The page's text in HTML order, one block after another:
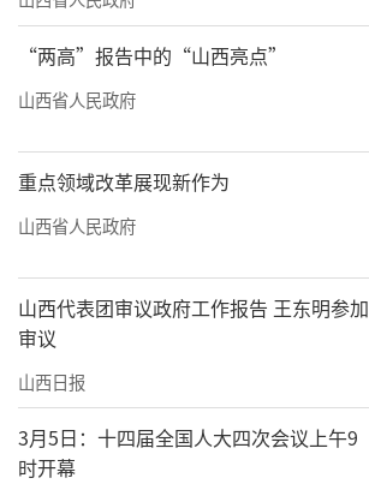
“两高”报告中的“山西亮点”
山西省人民政府
重点领域改革展现新作为
山西省人民政府
山西代表团审议政府工作报告 王东明参加
审议
山西日报
3月5日：十四届全国人大四次会议上午9
时开幕